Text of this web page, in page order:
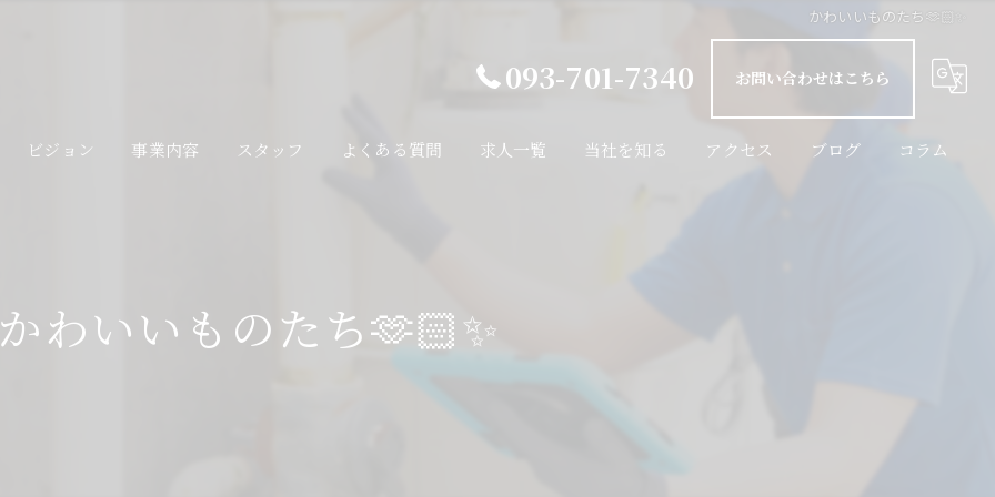
かわいいものたち🫶🏻✨
093-701-7340 お問い合わせはこちら
ビジョン 事業内容 スタッフ よくある質問 求人一覧 当社を知る アクセス ブログ コラム
わいいものたち🫶🏻✨